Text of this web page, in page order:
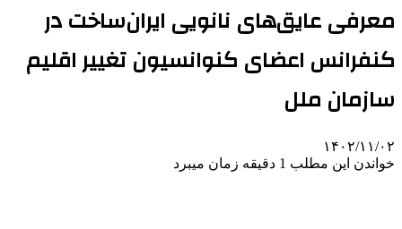
معرفی عایق‌های نانویی ایران‌ساخت در
کنفرانس اعضای کنوانسیون تغییر اقلیم
سازمان ملل
۱۴۰۲/۱۱/۰۲
خواندن این مطلب 1 دقیقه زمان میبرد